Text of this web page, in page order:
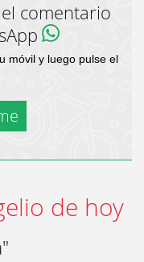
comentario
móvil y luego pulse el
de hoy